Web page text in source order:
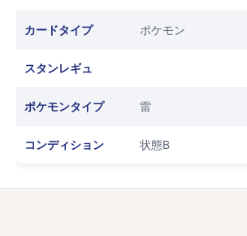
カードタイプ ポケモン
スタンレギュ
ポケモンタイプ 雷
コンディション 状態B